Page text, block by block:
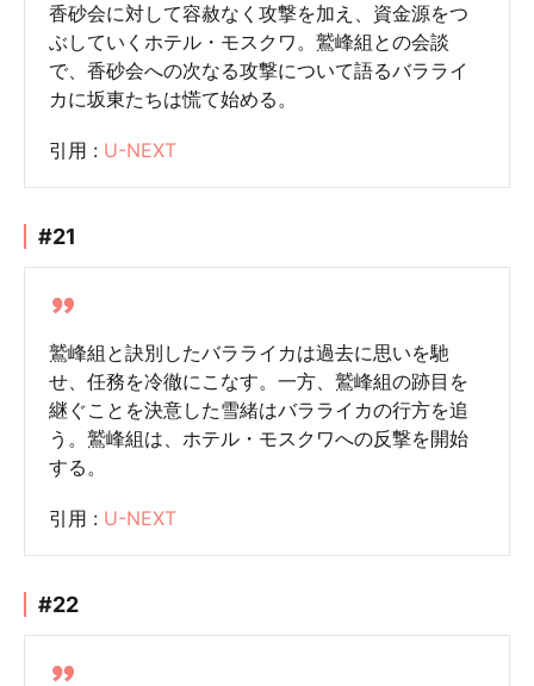
香砂会に対して容赦なく攻撃を加え、資金源をつ
ぶしていくホテル・モスクワ。鷲峰組との会談
で、香砂会への次なる攻撃について語るバラライ
カに坂東たちは慌て始める。
引用 : U-NEXT
#21
鷲峰組と訣別したバラライカは過去に思いを馳
せ、任務を冷徹にこなす。一方、鷲峰組の跡目を
継ぐことを決意した雪緒はバラライカの行方を追
う。鷲峰組は、ホテル・モスクワへの反撃を開始
する。
引用 : U-NEXT
#22